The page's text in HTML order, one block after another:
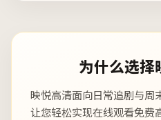
为什么选择
映悦高清面向日常追剧与周
让您轻松实现在线观看免费